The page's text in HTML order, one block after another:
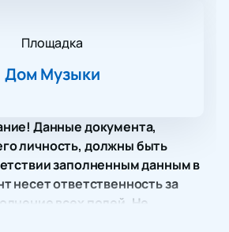
Площадка
Дом Музыки
Данные документа,
личность, должны быть
заполненным данным в
несет ответственность за
всех полей. Не
с собой!